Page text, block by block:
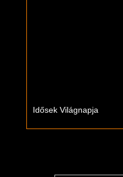
Idősek Világnapja